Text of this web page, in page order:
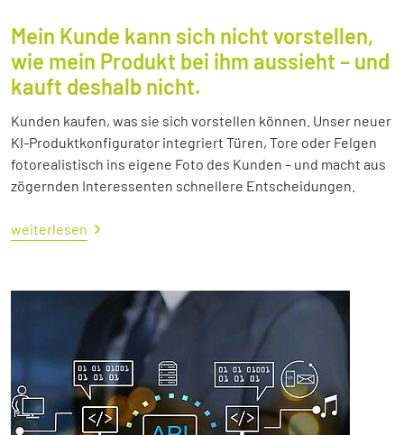
Mein Kunde kann sich nicht vorstellen,
wie mein Produkt bei ihm aussieht – und
kauft deshalb nicht.
Kunden kaufen, was sie sich vorstellen können. Unser neuer
KI-Produktkonfigurator integriert Türen, Tore oder Felgen
fotorealistisch ins eigene Foto des Kunden – und macht aus
zögernden Interessenten schnellere Entscheidungen.
weiterlesen